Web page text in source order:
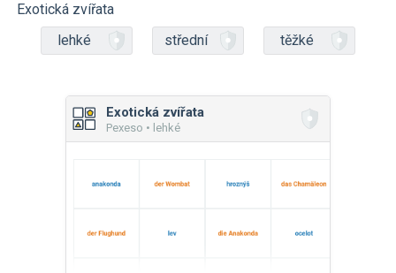
Exotická zvířata
lehké
střední těžké
Exotická zvířata
Pexeso • lehké